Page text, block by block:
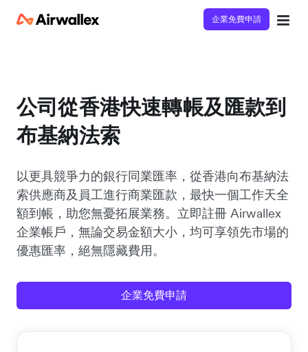
企業免費申請
公司從香港快速轉帳及匯款到
布基納法索
以更具競爭力的銀行同業匯率，從香港向布基納法
索供應商及員工進行商業匯款，最快一個工作天全
額到帳，助您無憂拓展業務。立即註冊 Airwallex
企業帳戶，無論交易金額大小，均可享領先市場的
優惠匯率，絕無隱藏費用。
企業免費申請